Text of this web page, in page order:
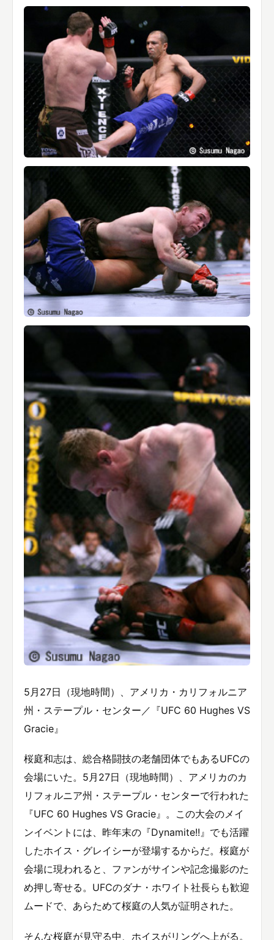
5月27日（現地時間）、アメリカ・カリフォルニア
州・ステープル・センター／『UFC 60 Hughes VS
Gracie』
桜庭和志は、総合格闘技の老舗団体でもあるUFCの
会場にいた。5月27日（現地時間）、アメリカのカ
リフォルニア州・ステープル・センターで行われた
『UFC 60 Hughes VS Gracie』。この大会のメイ
ンイベントには、昨年末の『Dynamite!!』でも活躍
したホイス・グレイシーが登場するからだ。桜庭が
会場に現われると、ファンがサインや記念撮影のた
め押し寄せる。UFCのダナ・ホワイト社長らも歓迎
ムードで、あらためて桜庭の人気が証明された。
そんな桜庭が見守る中、ホイスがリングへ上がる。